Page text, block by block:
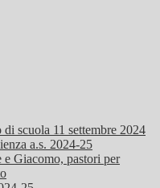
scuola 11 settembre 2024
a.s. 2024-25
Giacomo, pastori per